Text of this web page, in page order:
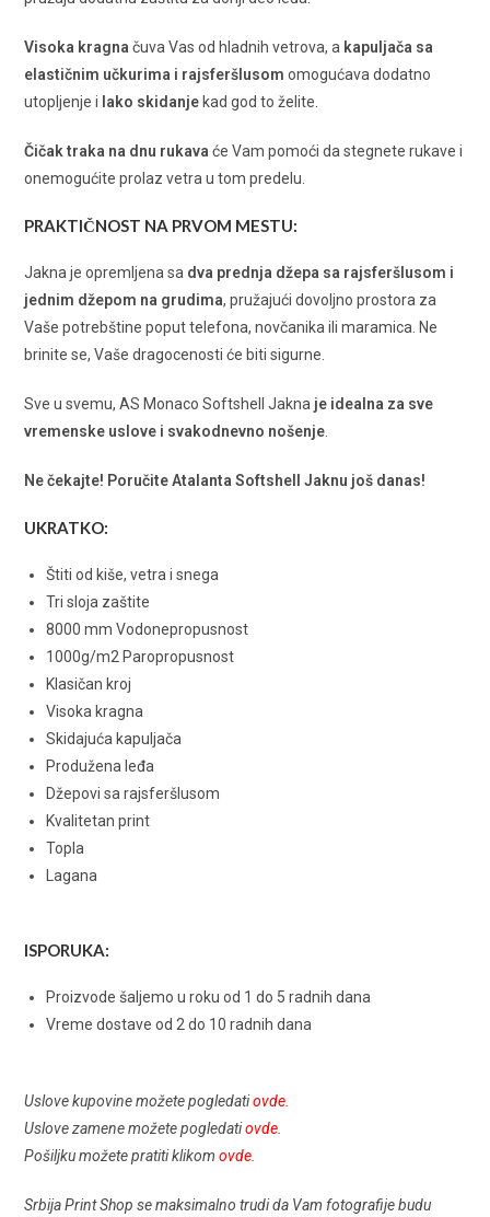
Visoka kragna čuva Vas od hladnih vetrova, a kapuljača sa
elastičnim učkurima i rajsferšlusom omogućava dodatno
utopljenje i lako skidanje kad god to želite.
Čičak traka na dnu rukava će Vam pomoći da stegnete rukave i
onemogućite prolaz vetra u tom predelu.
PRAKTIČNOST NA PRVOM MESTU:
Jakna je opremljena sa dva prednja džepa sa rajsferšlusom i
jednim džepom na grudima, pružajući dovoljno prostora za
Vaše potrebštine poput telefona, novčanika ili maramica. Ne
brinite se, Vaše dragocenosti će biti sigurne.
Sve u svemu, AS Monaco Softshell Jakna je idealna za sve
vremenske uslove i svakodnevno nošenje
Ne čekajte! Poručite Atalanta Softshell Jaknu još danas!
UKRATKO:
Štiti od kiše, vetra i snega
Tri sloja zaštite
8000 mm Vodonepropusnost
1000g/m2 Paropropusnost
Klasičan kroj
Visoka kragna
Skidajuća kapuljača
Produžena leđa
Džepovi sa rajsferšlusom
Kvalitetan print
Topla
Lagana
ISPORUKA:
Proizvode šaljemo u roku od 1 do 5 radnih dana
Vreme dostave od 2 do 10 radnih dana
Uslove kupovine možete pogledatiovde
Uslove zamene možete pogledatiovde.
Pošiljku možete pratiti klikomovde
Srbija Print Shop se maksimalno trudi da Vam fotografije budu